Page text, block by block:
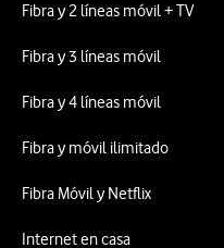
Fibra y 2 líneas móvil + TV
Fibra y 3 líneas móvil
Fibra y 4 líneas móvil
Fibra y móvil ilimitado
Fibra Móvil y Netflix
Internet en casa